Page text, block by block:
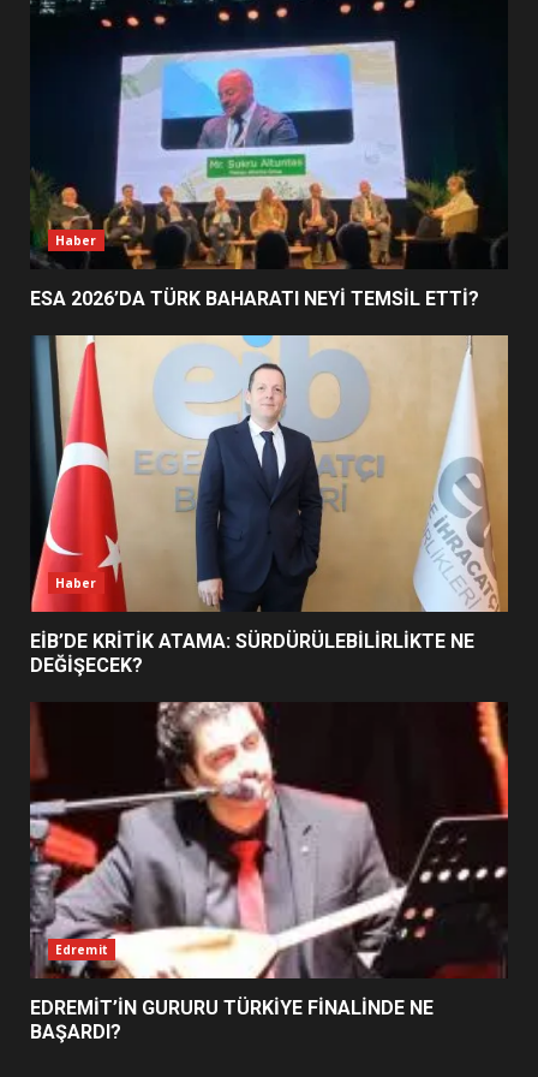
EDREMİT’İN GURURU TÜRKİYE
FİNALİNDE NE BAŞARDI?
5
BALIKESİR MÜZELERİNDE SÜRE
UZATILDI: NE DEĞİŞTİ?
6
BURHANİYE SATRANÇ
TURNUVASI KAYITLARI NEYİ
DEĞİŞTİRİYOR?
7
BURHANİYE BELEDİYESPOR’DA
YENİ YÖNETİM NASIL
ŞEKİLLENDİ?
Haber
ESA 2026’DA TÜRK BAHARATI NEYİ TEMSİL ETTİ?
Haber
EİB’DE KRİTİK ATAMA: SÜRDÜRÜLEBİLİRLİKTE NE
DEĞİŞECEK?
Edremit
EDREMİT’İN GURURU TÜRKİYE FİNALİNDE NE
BAŞARDI?